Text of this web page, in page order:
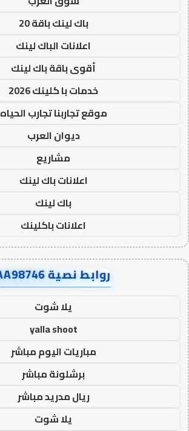
باك لينك باقة 20
اعلانات الباك لينك
أقوى باقة باك لينك
خدمات با كلينك 2026
موقع تجاربنا تجارب الحياه
ديوان العرب
مشاريع
اعلانات باك لينك
باك لينك
اعلانات باكلينك
روابط نصية AA98746
يلا شوت
yalla shoot
مباريات اليوم مباشر
برشلونة مباشر
ريال مدريد مباشر
يلا شوت